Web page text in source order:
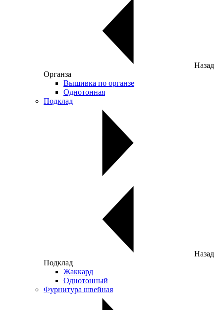
Назад
Органза
Вышивка по органзе
Однотонная
Подклад
Назад
Подклад
Жаккард
Однотонный
Фурнитура швейная